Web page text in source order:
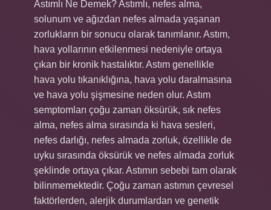
Astımlı Ne Demek? Astımlı, nefes alma,
solunum ve ağızdan nefes almada yaşanan
zorlukların bir sonucu olarak tanımlanır. Astım,
hava yollarının etkilenmesi nedeniyle ortaya
çıkan bir kronik hastalıktır. Astım genellikle
hava yolu tıkanıklığına, hava yolu daralmasına
ve hava yolu şişmesine neden olur. Astım
semptomları çoğu zaman öksürük, sık nefes
alma, nefes alma sırasında ki hava sesleri,
nefes darlığı, nefes almada zorluk, özellikle de
uyku sırasında öksürük ve nefes almada zorluk
şeklinde ortaya çıkar. Astımın sebebi tam olarak
bilinmemektedir. Çoğu zaman astımın çevresel
faktörlerden, alerjik durumlardan ve genetik